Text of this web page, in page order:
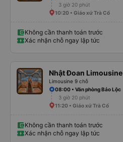
3 giờ 20 phút
10:20 • Giáo xứ Trà Cổ
Không cần thanh toán trước
Xác nhận chỗ ngay lập tức
Nhật Đoan Limousine
Limousine 9 chỗ
08:00 • Văn phòng Bảo Lộc
3 giờ 20 phút
11:20 • Giáo xứ Trà Cổ
Không cần thanh toán trước
Xác nhận chỗ ngay lập tức